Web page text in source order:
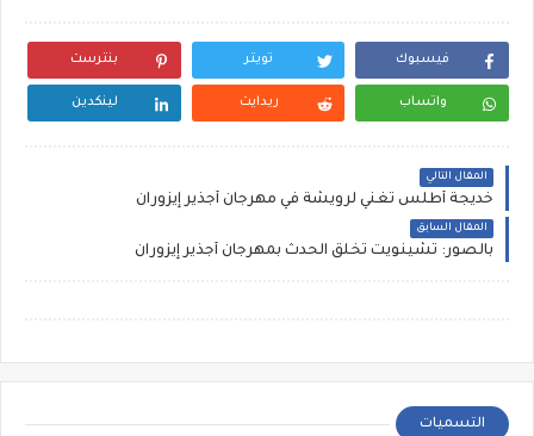
فيسبوك تويتر بنترست
واتساب ريدايت لينكدين
المقال التالي
خديجة أطلس تغني لرويشة في مهرجان أجذير إيزوران
المقال السابق
بالصور: تشينويت تخلق الحدث بمهرجان أجذير إيزوران
التسميات